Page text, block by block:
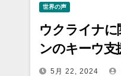
世界の声
ウクライナ
ンのキーウ支
5月 22, 2024